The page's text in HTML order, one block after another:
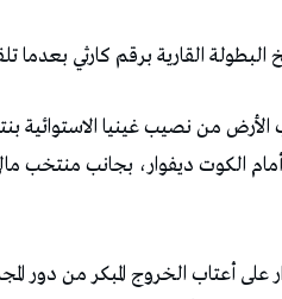
القارية برقم كارثي بعدما
ثم ربع نهائي نسخة 2012 أمام الكوت ديفوار،
أعتاب الخروج المبكر من دور